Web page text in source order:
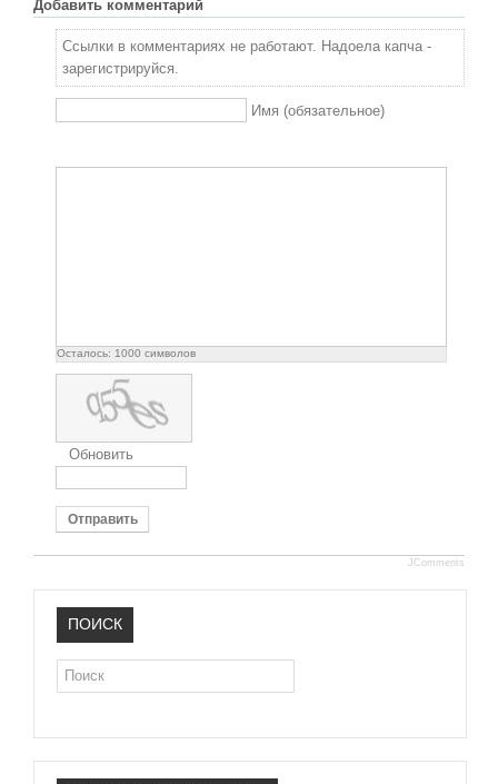
Добавить комментарий
Ссылки в комментариях не работают. Надоела капча -
зарегистрируйся.
Имя (обязательное)
Осталось: 1000 символов
Обновить
Отправить
JComments
ПОИСК
Поиск